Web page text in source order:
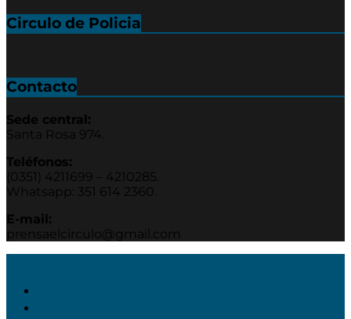
Circulo de Policia
Contacto
Sede central:
Santa Rosa 974.
Teléfonos:
(0351) 4211699 – 4210285.
Whatsapp: 351 614 2360.
E-mail:
prensaelcirculo@gmail.com